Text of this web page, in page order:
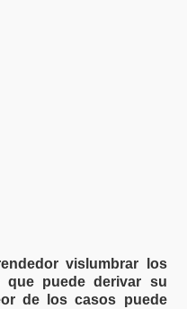
vislumbrar los
puede derivar su
de los casos puede